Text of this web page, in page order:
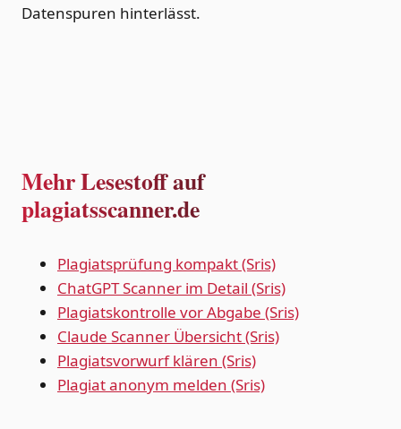
Datenspuren hinterlässt.
Mehr Lesestoff auf
plagiatsscanner.de
Plagiatsprüfung kompakt (Sris)
ChatGPT Scanner im Detail (Sris)
Plagiatskontrolle vor Abgabe (Sris)
Claude Scanner Übersicht (Sris)
Plagiatsvorwurf klären (Sris)
Plagiat anonym melden (Sris)